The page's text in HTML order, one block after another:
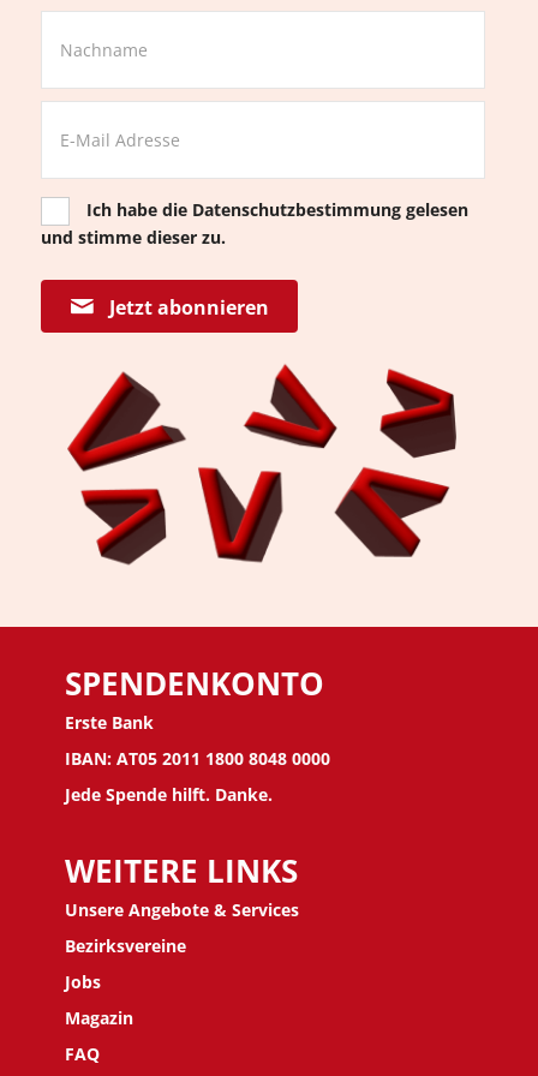
Ich habe die Datenschutzbestimmung gelesen
und stimme dieser zu.
Jetzt abonnieren
SPENDENKONTO
Erste Bank
IBAN: AT05 2011 1800 8048 0000
Jede Spende hilft. Danke.
WEITERE LINKS
Unsere Angebote & Services
Bezirksvereine
Jobs
Magazin
FAQ